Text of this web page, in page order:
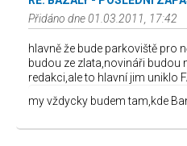
Přidáno dne 01.03.2011, 17:42
hlavně že bude parkoviště pro
budou ze zlata,novináři budou
redakci,ale to hlavní jim uniklo
my vždycky budem tam,kde